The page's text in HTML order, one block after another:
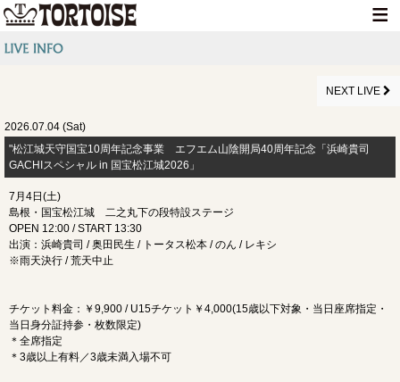
MEDIA INFO
NEXT LIVE
2026.07.04 (Sat)
"松江城天守国宝10周年記念事業 エフエム山陰開局40周年記念「浜崎貴司
GACHIスペシャル in 国宝松江城2026」
7月4日(土)
島根・国宝松江城 二之丸下の段特設ステージ
OPEN 12:00 / START 13:30
出演：浜崎貴司 / 奥田民生 / トータス松本 / のん / レキシ
※雨天決行 / 荒天中止
チケット料金：￥9,900 / U15チケット￥4,000(15歳以下対象・当日座席指定・
当日身分証持参・枚数限定)
＊全席指定
＊3歳以上有料／3歳未満入場不可